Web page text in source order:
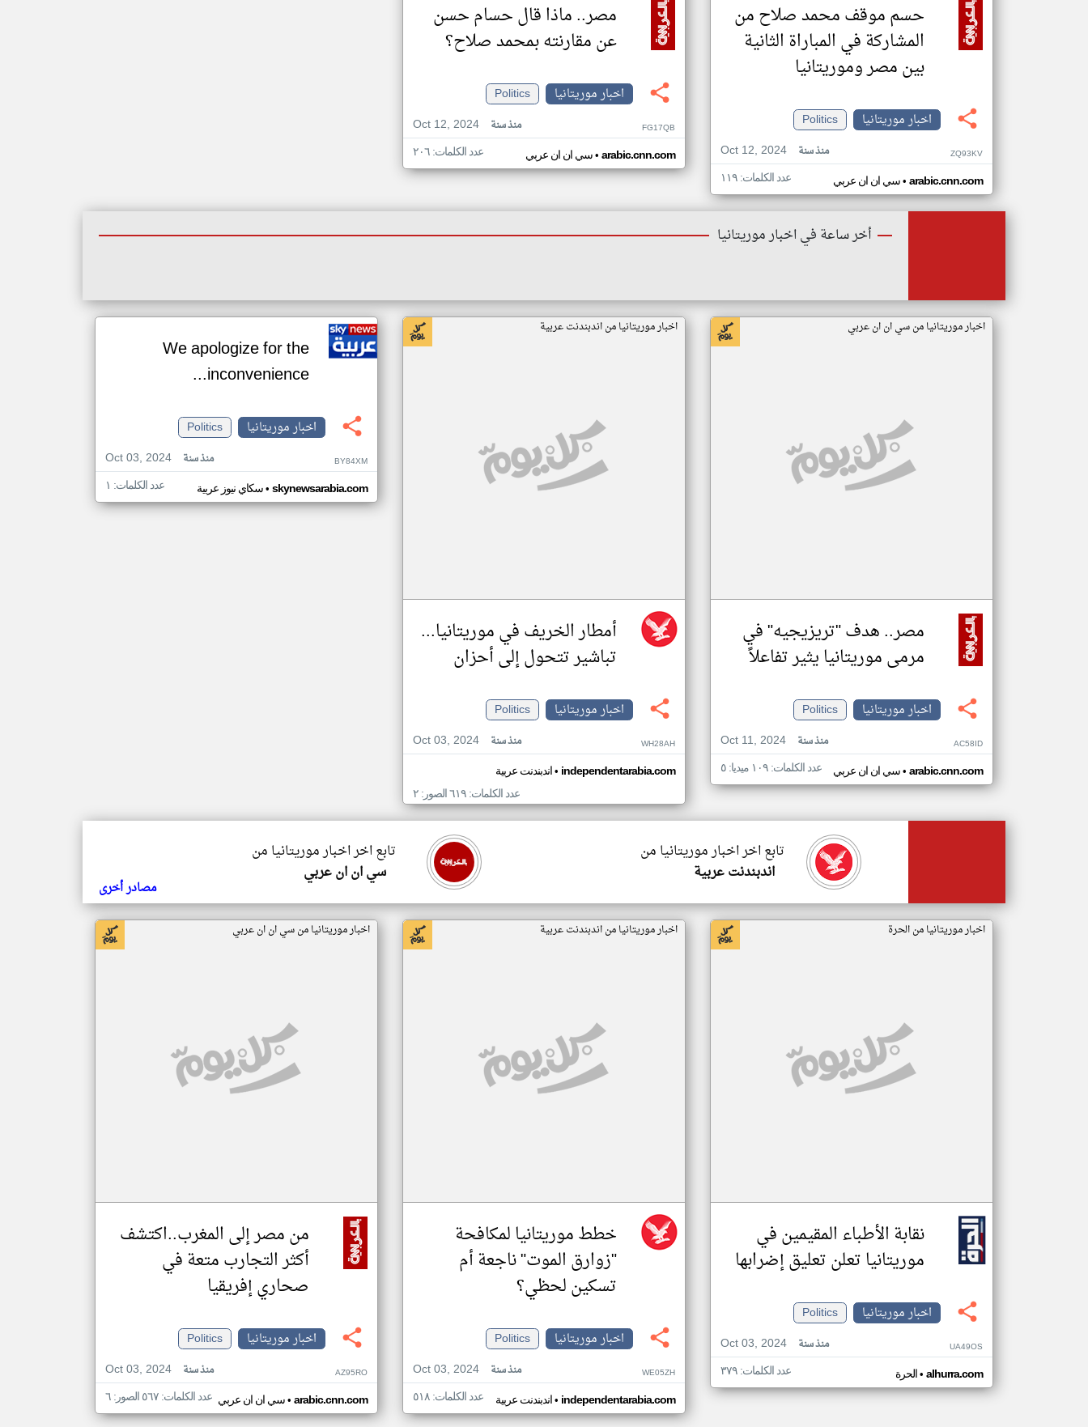
حسم موقف محمد صلاح من
المشاركة في المباراة الثانية
بين مصر وموريتانيا
اخبار موريتانيا
Politics
Oct 12, 2024
منذ سنة ZQ93KV
سي ان ان عربي• arabic.cnn.com عدد الكلمات: ١١٩
مصر.. ماذا قال حسام حسن
عن مقارنته بمحمد صلاح؟
اخبار موريتانيا
Politics
Oct 12, 2024
منذ سنة FG17QB
سي ان ان عربي• arabic.cnn.com عدد الكلمات: ٢٠٦
أخر ساعة في اخبار موريتانيا
اخبار موريتانيا من سي ان ان عربي
مصر.. هدف "تريزيجيه" في
مرمى موريتانيا يثير تفاعلاً
اخبار موريتانيا
Politics
Oct 11, 2024
منذ سنة AC58ID
سي ان ان عربي• arabic.cnn.com عدد الكلمات: ١٠٩ ميديا: ٥
اخبار موريتانيا من اندبندنت عربية
أمطار الخريف في موريتانيا...
تباشير تتحول إلى أحزان
اخبار موريتانيا
Politics
Oct 03, 2024
منذ سنة WH28AH
اندبندنت عربية• independentarabia.com
عدد الكلمات: ٦١٩ الصور: ٢
We apologize for the
inconvenience...
اخبار موريتانيا
Politics
Oct 03, 2024
منذ سنة BY84XM
سكاي نيوز عربية• skynewsarabia.com عدد الكلمات: ١
تابع اخر اخبار موريتانيا من
سي ان ان عربي
تابع اخر اخبار موريتانيا من
اندبندنت عربية
مصادر أخرى
اخبار موريتانيا من الحرة
نقابة الأطباء المقيمين في
موريتانيا تعلن تعليق إضرابها
اخبار موريتانيا
Politics
Oct 03, 2024
منذ سنة UA49OS
الحرة• alhurra.com عدد الكلمات: ٣٧٩
اخبار موريتانيا من اندبندنت عربية
خطط موريتانيا لمكافحة
"زوارق الموت" ناجعة أم
تسكين لحظي؟
اخبار موريتانيا
Politics
Oct 03, 2024
منذ سنة WE05ZH
اندبندنت عربية• independentarabia.com عدد الكلمات: ٥١٨
اخبار موريتانيا من سي ان ان عربي
من مصر إلى المغرب..اكتشف
أكثر التجارب متعة في
صحاري إفريقيا
اخبار موريتانيا
Politics
Oct 03, 2024
منذ سنة AZ95RO
سي ان ان عربي• arabic.cnn.com عدد الكلمات: ٥٦٧ الصور: ٦